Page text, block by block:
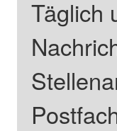
Täglich